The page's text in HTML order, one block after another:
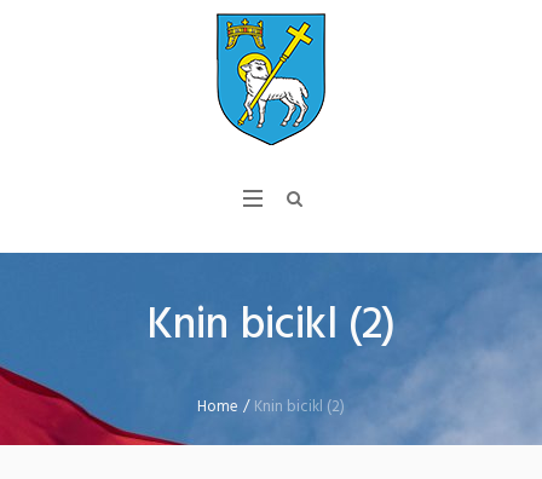
Knin bicikl (2)
Home /Knin bicikl (2)